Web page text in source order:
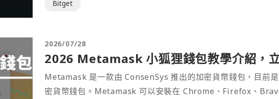
Bitget
2026/07/28
2026 Metamask 小狐狸錢包教學介紹，
Metamask 是一款由 ConsenSys 推出的加密貨幣錢包，目前
密貨幣錢包。Metamask 可以安裝在 Chrome、Firefox、